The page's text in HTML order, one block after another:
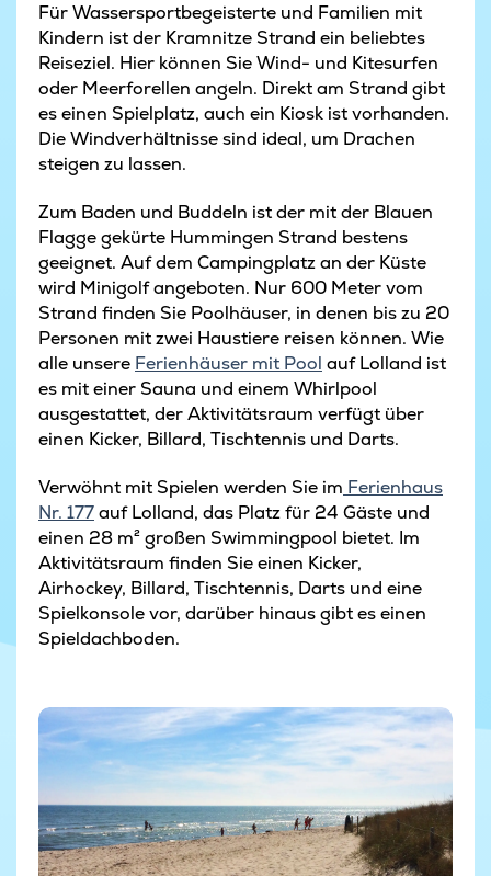
Für Wassersportbegeisterte und Familien mit
Kindern ist der Kramnitze Strand ein beliebtes
Reiseziel. Hier können Sie Wind- und Kitesurfen
oder Meerforellen angeln. Direkt am Strand gibt
es einen Spielplatz, auch ein Kiosk ist vorhanden.
Die Windverhältnisse sind ideal, um Drachen
steigen zu lassen.
Zum Baden und Buddeln ist der mit der Blauen
Flagge gekürte Hummingen Strand bestens
geeignet. Auf dem Campingplatz an der Küste
wird Minigolf angeboten. Nur 600 Meter vom
Strand finden Sie Poolhäuser, in denen bis zu 20
Personen mit zwei Haustiere reisen können. Wie
alle unsere Ferienhäuser mit Pool auf Lolland ist
es mit einer Sauna und einem Whirlpool
ausgestattet, der Aktivitätsraum verfügt über
einen Kicker, Billard, Tischtennis und Darts.
Verwöhnt mit Spielen werden Sie im Ferienhaus
Nr. 177auf Lolland, das Platz für 24 Gäste und
einen 28 m² großen Swimmingpool bietet. Im
Aktivitätsraum finden Sie einen Kicker,
Airhockey, Billard, Tischtennis, Darts und eine
Spielkonsole vor, darüber hinaus gibt es einen
Spieldachboden.